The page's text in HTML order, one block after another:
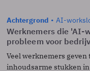
Achtergrond AI-
Werknemers die 'AI-
probleem voor
Veel werknemers geven
inhoudsarme stukken